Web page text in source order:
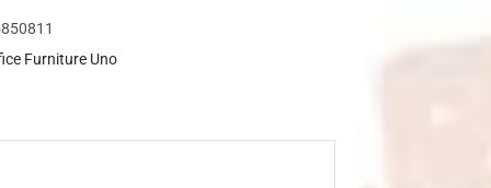
Furniture Uno